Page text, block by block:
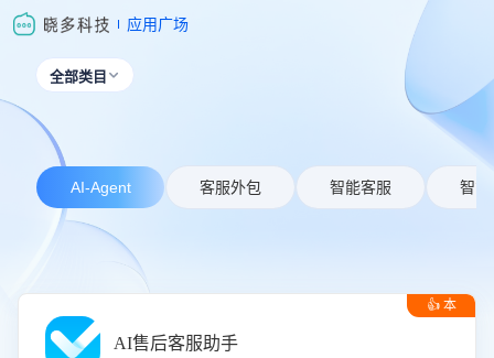
应用广场
全部类目 
AI-Agent 客服外包 智能客服 智能
👍 本
AI售后客服助手